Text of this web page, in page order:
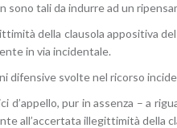
tali da indurre ad un
della clausola appositiva
in via incidentale.
difensive svolte nel ricorso
d’appello, pur in assenza – a
all’accertata illegittimità